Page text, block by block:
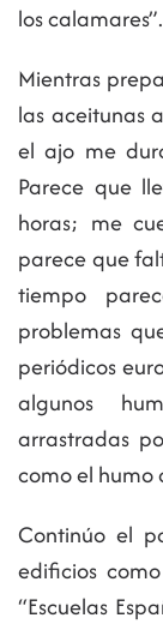
los calamares”.
Mientras
las aceitunas
el ajo me
Parece que
horas; me
parece que
tiempo
problemas
periódicos
algunos
arrastradas
como el humo
Continúo el
edificios
“Escuelas